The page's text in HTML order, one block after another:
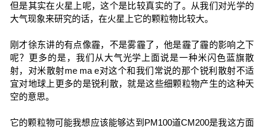
但是其实在火星上呢，这个是比较真实的了。从我们对光学的
大气现象来研究的话，在火星上它的颗粒物比较大。
刚才徐东讲的有点像霾，不是雾霾了，他是霾了霾的影响之下
呢？更多的是，我们从大气光学上面说是一种米闪色蓝旗散
射，对米散射me ma e对这个和我们常说的那个锐利散射不适
宜对地球上更多的是锐利散，就是这些细颗粒物产生的这种天
空的意思。
它的颗粒物可能我想应该能够达到PM100道CM200是我这方面